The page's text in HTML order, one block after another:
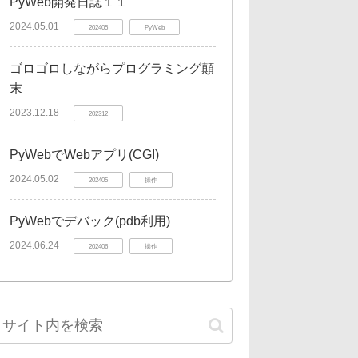
2024.05.01 202405 PyWeb
ゴロゴロしながらプログラミング顛
末
2023.12.18 202312
PyWebでWebアプリ(CGI)
2024.05.02 202405 操作
PyWebでデバック(pdb利用)
2024.06.24 202406 操作